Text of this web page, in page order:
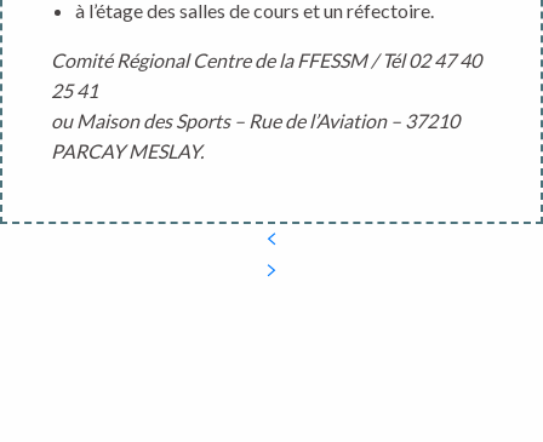
à l’étage des salles de cours et un réfectoire.
Comité Régional Centre de la FFESSM / Tél 02 47 40
25 41
ou Maison des Sports – Rue de l’Aviation – 37210
PARCAY MESLAY.